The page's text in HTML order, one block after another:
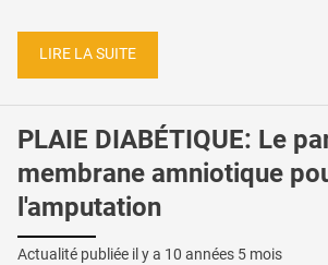
LIRE LA SUITE
PLAIE DIABÉTIQUE: Le
membrane amniotique
l'amputation
Actualité publiée il y a 10 années 5 mois